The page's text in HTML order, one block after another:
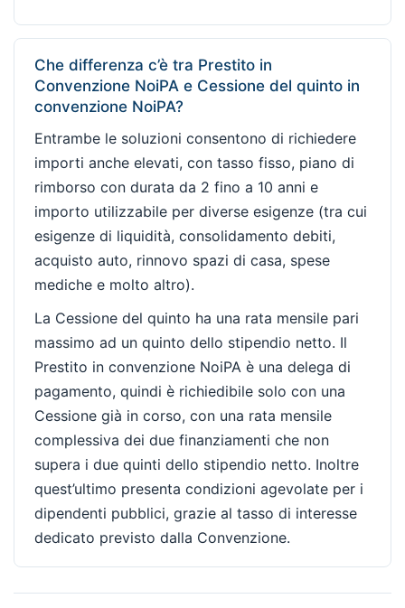
Che differenza c’è tra Prestito in
Convenzione NoiPA e Cessione del quinto in
convenzione NoiPA?
Entrambe le soluzioni consentono di richiedere
importi anche elevati, con tasso fisso, piano di
rimborso con durata da 2 fino a 10 anni e
importo utilizzabile per diverse esigenze (tra cui
esigenze di liquidità, consolidamento debiti,
acquisto auto, rinnovo spazi di casa, spese
mediche e molto altro).
La Cessione del quinto ha una rata mensile pari
massimo ad un quinto dello stipendio netto. Il
Prestito in convenzione NoiPA è una delega di
pagamento, quindi è richiedibile solo con una
Cessione già in corso, con una rata mensile
complessiva dei due finanziamenti che non
supera i due quinti dello stipendio netto. Inoltre
quest’ultimo presenta condizioni agevolate per i
dipendenti pubblici, grazie al tasso di interesse
dedicato previsto dalla Convenzione.